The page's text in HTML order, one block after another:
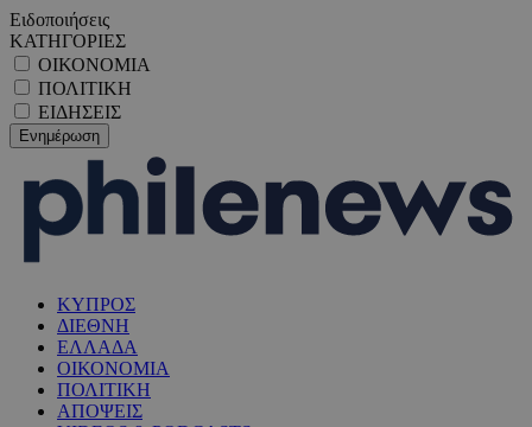
Ειδοποιήσεις
ΚΑΤΗΓΟΡΙΕΣ
ΟΙΚΟΝΟΜΙΑ
ΠΟΛΙΤΙΚΗ
ΕΙΔΗΣΕΙΣ
ΚΥΠΡΟΣ
ΔΙΕΘΝΗ
ΕΛΛΑΔΑ
ΟΙΚΟΝΟΜΙΑ
ΠΟΛΙΤΙΚΗ
ΑΠΟΨΕΙΣ